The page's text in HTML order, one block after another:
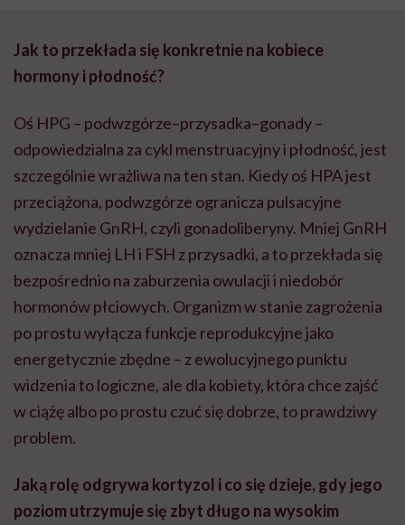
Jak to przekłada się konkretnie na kobiece
hormony i płodność?
Oś HPG – podwzgórze–przysadka–gonady –
odpowiedzialna za cykl menstruacyjny i płodność, jest
szczególnie wrażliwa na ten stan. Kiedy oś HPA jest
przeciążona, podwzgórze ogranicza pulsacyjne
wydzielanie GnRH, czyli gonadoliberyny. Mniej GnRH
oznacza mniej LH i FSH z przysadki, a to przekłada się
bezpośrednio na zaburzenia owulacji i niedobór
hormonów płciowych. Organizm w stanie zagrożenia
po prostu wyłącza funkcje reprodukcyjne jako
energetycznie zbędne – z ewolucyjnego punktu
widzenia to logiczne, ale dla kobiety, która chce zajść
w ciążę albo po prostu czuć się dobrze, to prawdziwy
problem.
Jaką rolę odgrywa kortyzol i co się dzieje, gdy jego
poziom utrzymuje się zbyt długo na wysokim